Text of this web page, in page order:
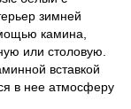
зимней
камина,
или столовую.
вставкой
в нее атмосферу